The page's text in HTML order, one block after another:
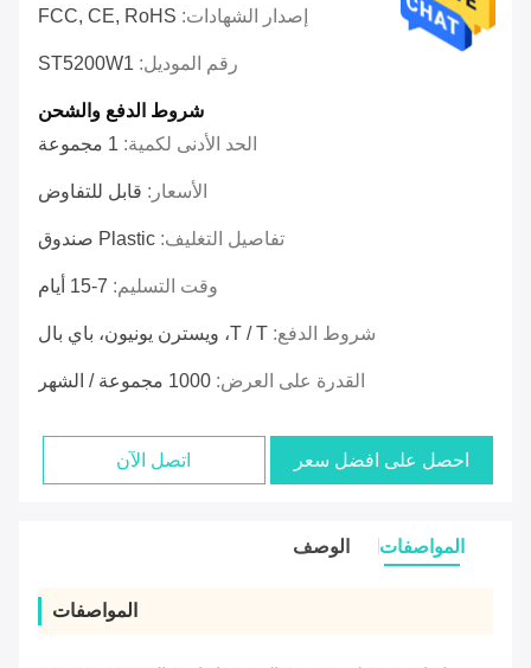
إصدار الشهادات: FCC, CE, RoHS
رقم الموديل: ST5200W1
شروط الدفع والشحن
الحد الأدنى لكمية: 1 مجموعة
الأسعار: قابل للتفاوض
تفاصيل التغليف: Plastic صندوق
وقت التسليم: 7-15 أيام
شروط الدفع: T / T، ويسترن يونيون، باي بال
القدرة على العرض: 1000 مجموعة / الشهر
احصل على افضل سعر اتصل الآن
المواصفات الوصف
المواصفات